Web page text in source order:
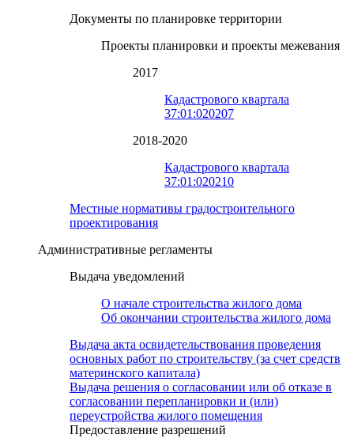
Документы по планировке территории
Проекты планировки и проекты межевания
2017
Кадастрового квартала
37:01:020207
2018-2020
Кадастрового квартала
37:01:020210
Местные нормативы градостроительного
проектирования
Административные регламенты
Выдача уведомлений
О начале строительства жилого дома
Об окончании строительства жилого дома
Выдача акта освидетельствования проведения
основных работ по строительству (за счет средств
материнского капитала)
Выдача решения о согласовании или об отказе в
согласовании перепланировки и (или)
переустройства жилого помещения
Предоставление разрешений